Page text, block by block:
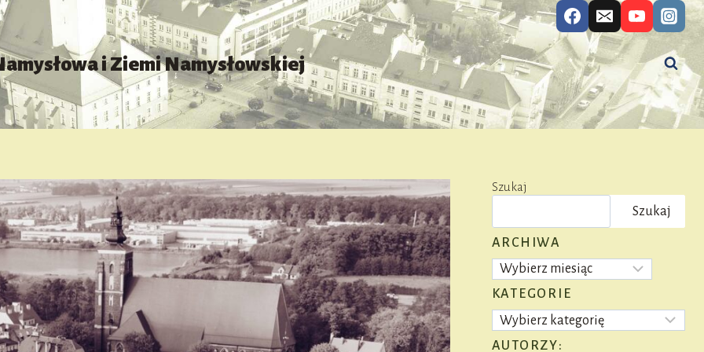
i Ziemi Namysłowskiej
Szukaj
Szukaj
ARCHIWA
Archiwa
KATEGORIE
Kategorie
AUTORZY: